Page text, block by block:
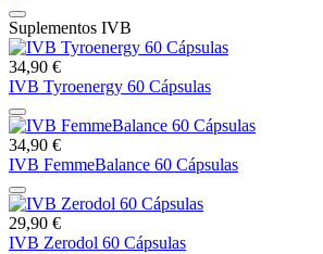
Suplementos IVB
34,90 €
IVB Tyroenergy 60 Cápsulas
34,90 €
IVB FemmeBalance 60 Cápsulas
29,90 €
IVB Zerodol 60 Cápsulas